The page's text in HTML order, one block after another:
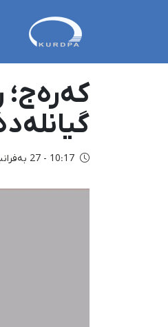
کەرەج؛
10:17 - 27 بەفرانبار 2725